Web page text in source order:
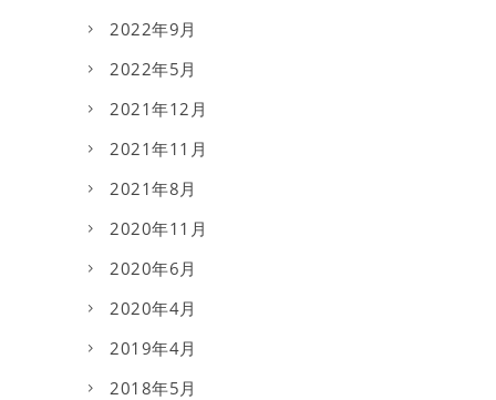
2022年9月
2022年5月
2021年12月
2021年11月
2021年8月
2020年11月
2020年6月
2020年4月
2019年4月
2018年5月